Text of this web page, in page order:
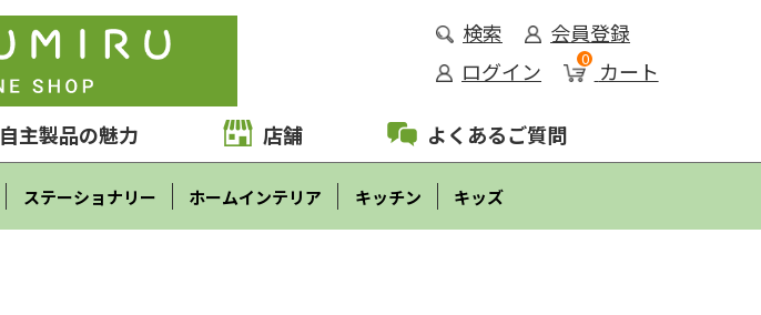
検索
会員登録
ログイン
0 カート
自主製品の魅力 店舗 よくあるご質問
ステーショナリー ホームインテリア キッチン キッズ